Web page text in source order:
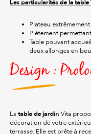
Les particularités de la
Plateau
Piétement
Table pouvant
deux allonges en
Design :
La table de jardin Vita
décoration de votre
terrasse. Elle est prête à